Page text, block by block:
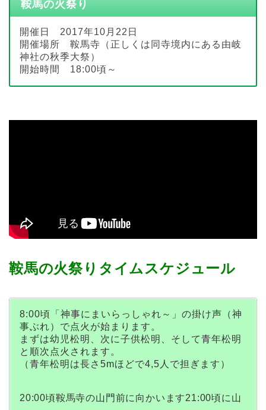
鞍馬の火祭り
開催日 2017年10月22日
開催場所 鞍馬寺（正しくは同寺境内にある由岐
神社の秋季大祭）
開始時間 18:00頃～
鞍馬の火祭りタイムスケジュール
8:00頃「神事にまいらっしゃれ～」の掛け声（神
事ぶれ）で点火が始まります。
まずは幼児松明、次に子供松明、そして青年松明
と順次点火されます。
（青年松明は長さ5mほどで4,5人で担ぎます）
20:00頃鞍馬寺の山門前に向かいます21:00頃に山